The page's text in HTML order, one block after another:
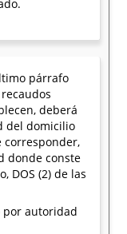
párrafo
deberá
del domicilio
corresponder,
donde conste
DOS (2) de las
por autoridad